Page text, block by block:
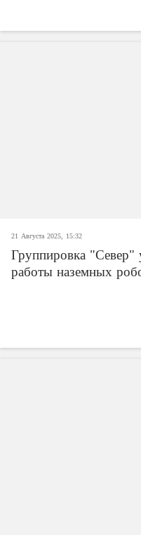
21 Августа 2025, 15:32
Группировка "Север"
работы наземных